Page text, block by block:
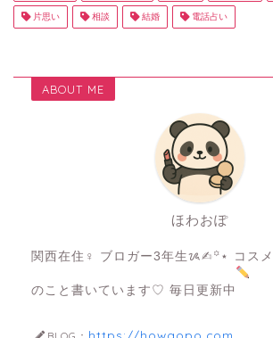
片思い 相談 結婚 電話占い
ABOUT ME
ほわおぽ
関西在住♀ ブロガー3年生ᝰ✍︎꙳⋆ コスメ
のこと書いています♡ 毎日更新中
https://howaopo.com